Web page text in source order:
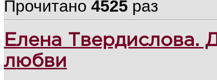
Прочитано 4525 раз
Елена Твердислова.
любви